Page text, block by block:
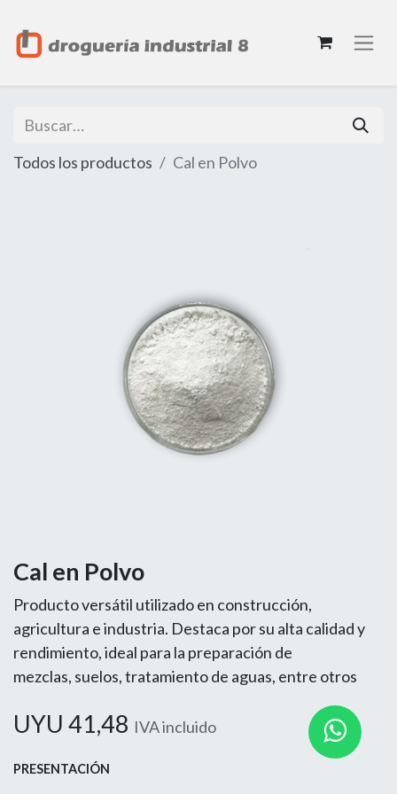
Todos los productos Cal en Polvo
Cal en Polvo
Producto versátil utilizado en construcción,
agricultura e industria. Destaca por su alta calidad y
rendimiento, ideal para la preparación de
mezclas, suelos, tratamiento de aguas, entre otros
UYU 41,48 IVA incluido
PRESENTACIÓN